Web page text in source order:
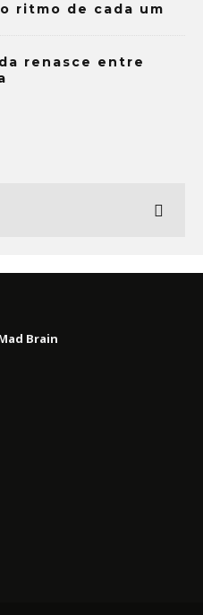
ritmo de cada um
renasce entre
Brain